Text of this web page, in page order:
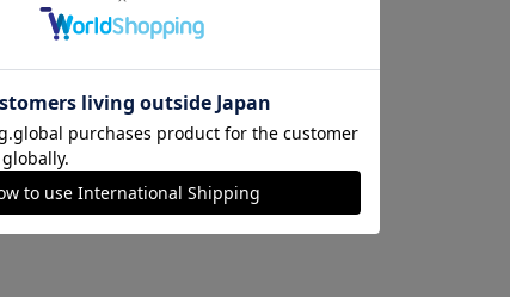
明書付き ■商品仕様 対応メーカ
液晶テレビ, 通信方式：赤外線(IR)
), 電池：単4形乾電池 2本(別売り),
工程の更新により、商品仕様及び
ですので、機種によっては一部特
ございます。 上記を理由とする
い。
ださい